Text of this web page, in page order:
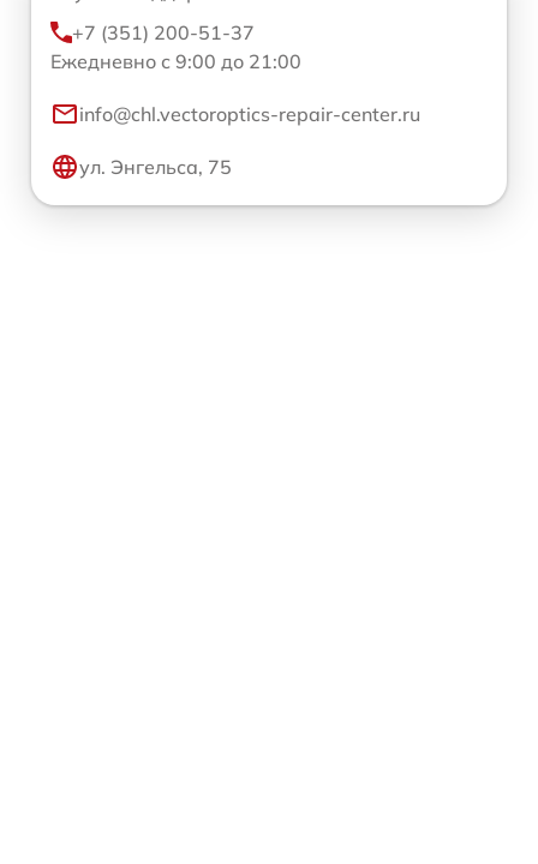
+7 (351) 200-51-37
Ежедневно с 9:00 до 21:00
info@chl.vectoroptics-repair-center.ru
ул. Энгельса, 75